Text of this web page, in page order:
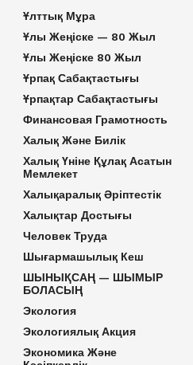
Ұлттық Мұра
Ұлы Жеңіске — 80 Жыл
Ұлы Жеңіске 80 Жыл
Ұрпақ Сабақтастығы
Ұрпақтар Сабақтастығы
Финансовая Грамотность
Халық Және Билік
Халық Үніне Құлақ Асатын
Мемлекет
Халықаралық Әріптестік
Халықтар Достығы
Человек Труда
Шығармашылық Кеш
ШЫНЫҚСАҢ — ШЫМЫР
БОЛАСЫҢ
Экология
Экологиялық Акция
Экономика Және